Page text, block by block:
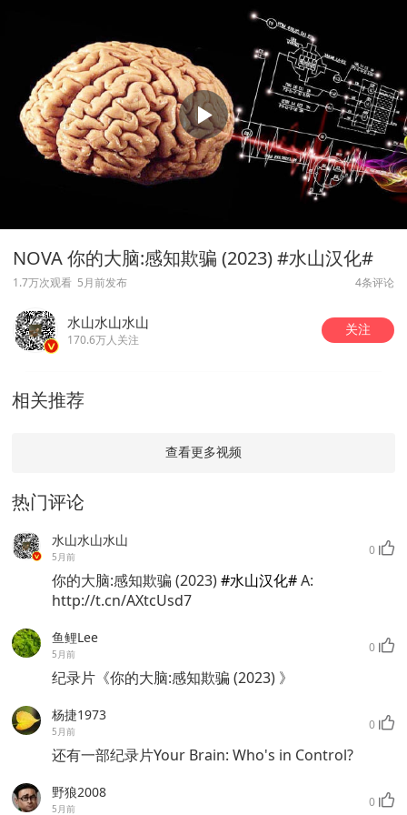
NOVA 你的大脑:感知欺骗 (2023) #水山汉化#
1.7万次观看 5月前发布 4条评论
水山水山水山
170.6万人关注
关注
相关推荐
查看更多视频
热门评论
水山水山水山
5月前 0
你的大脑:感知欺骗 (2023)#水山汉化#A:
http://t.cn/AXtcUsd7
鱼鲤Lee
5月前 0
纪录片《你的大脑:感知欺骗 (2023) 》
杨捷1973
5月前 0
还有一部纪录片Your Brain: Who's in Control?
野狼2008
5月前 0